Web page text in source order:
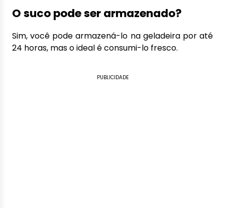
O suco pode ser armazenado?
Sim, você pode armazená-lo na geladeira por até
24 horas, mas o ideal é consumi-lo fresco.
PUBLICIDADE